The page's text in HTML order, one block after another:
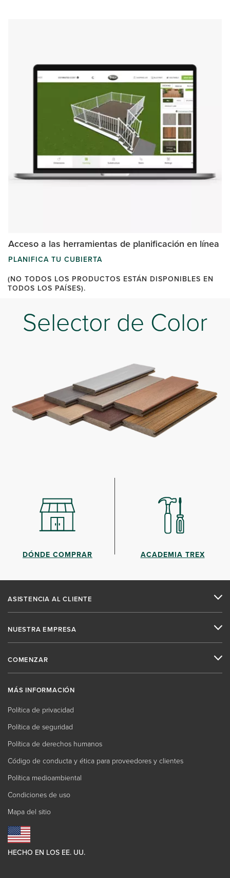
Acceso a las herramientas de planificación en línea
PLANIFICA TU CUBIERTA
(NO TODOS LOS PRODUCTOS ESTÁN DISPONIBLES EN
TODOS LOS PAÍSES).
Selector de Color
DÓNDE COMPRAR ACADEMIA TREX
ASISTENCIA AL CLIENTE
NUESTRA EMPRESA
COMENZAR
MÁS INFORMACIÓN
Política de privacidad
Política de seguridad
Política de derechos humanos
Código de conducta y ética para proveedores y clientes
Política medioambiental
Condiciones de uso
Mapa del sitio
HECHO EN LOS EE. UU.